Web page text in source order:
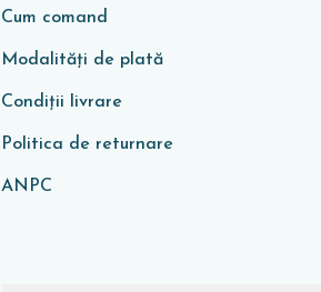
Cum comand
Modalități de plată
Condiţii livrare
Politica de returnare
ANPC